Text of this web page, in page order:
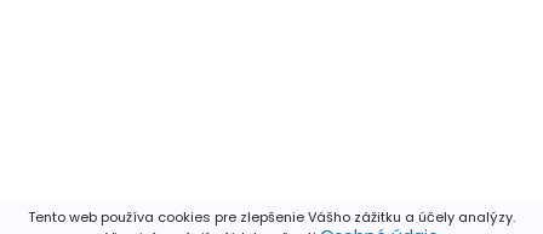
Tento web používa cookies pre zlepšenie Vášho zážitku a účely analýzy.